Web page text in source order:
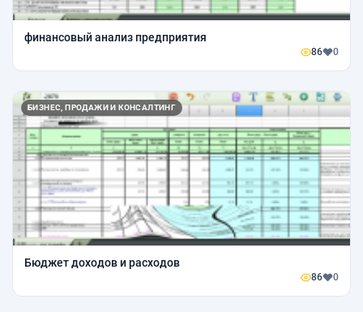
финансовый анализ предприятия
86 0
БИЗНЕС, ПРОДАЖИ И КОНСАЛТИНГ
Бюджет доходов и расходов
86 0